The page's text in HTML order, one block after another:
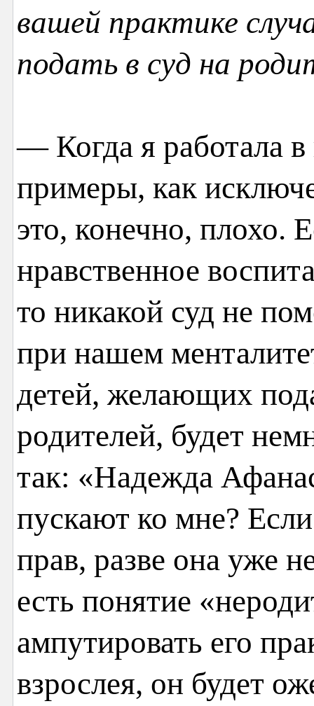
вашей практике
подать в суд на
— Когда я работала
примеры, как
это, конечно, плохо.
нравственное
то никакой суд не
при нашем
детей, желающих
родителей, будет
так: «Надежда
пускают ко мне?
прав, разве она уже
есть понятие
ампутировать его
взрослея, он будет